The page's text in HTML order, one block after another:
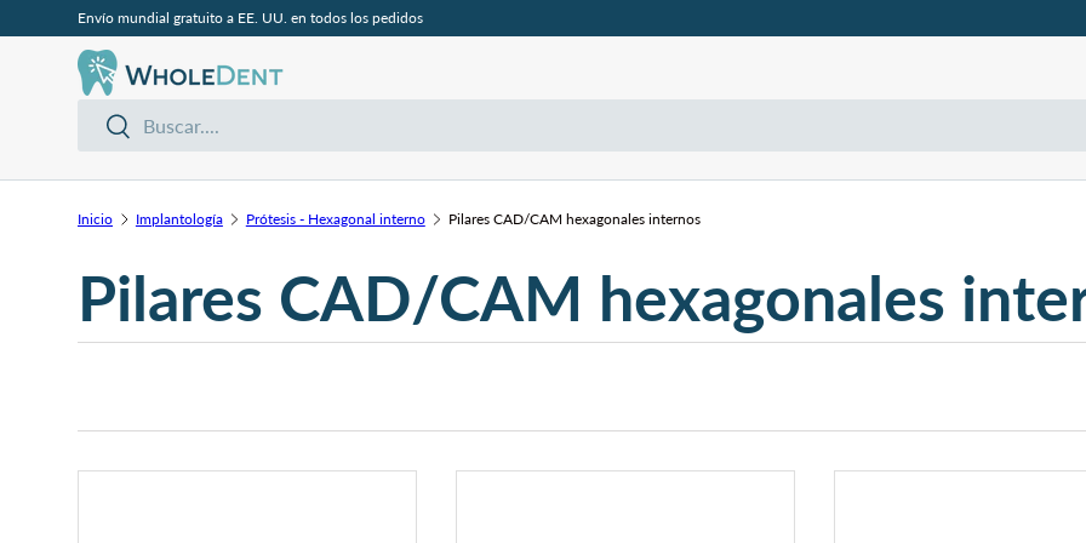
Ir al contenido
Envío mundial gratuito a EE. UU. en todos los pedidos
BuscarBuscar
Inicio Implantología Prótesis - Hexagonal interno Pilares CAD/CAM hexagonales internos
Pilares CAD/CAM hexagonales